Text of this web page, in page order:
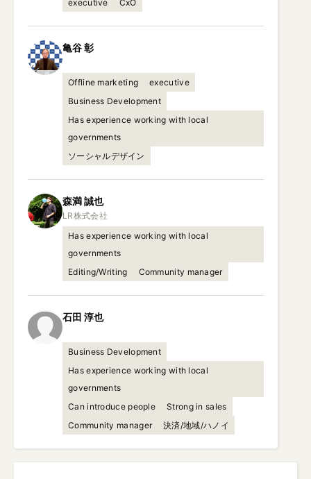
executive
CxO
亀谷彰
Offline marketing
executive
Business Development
Has experience working with local
governments
ソーシャルデザイン
森満誠也
Has experience working with local
governments
Editing/Writing
Community manager
石田 淳也
Business Development
Has experience working with local
governments
Can introduce people
Strong in sales
Community manager
決済/地域/ハノイ